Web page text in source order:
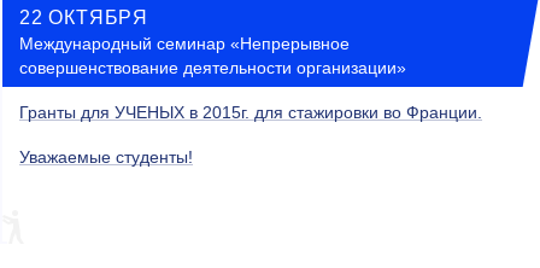
22 ОКТЯБРЯ
Международный семинар «Непрерывное
совершенствование деятельности организации»
Гранты для УЧЕНЫХ в 2015г. для стажировки во Франции.
Уважаемые студенты!